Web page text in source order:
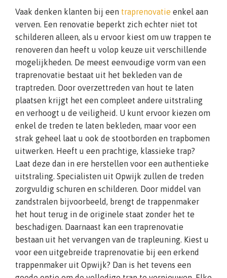
Vaak denken klanten bij een traprenovatie enkel aan
verven. Een renovatie beperkt zich echter niet tot
schilderen alleen, als u ervoor kiest om uw trappen te
renoveren dan heeft u volop keuze uit verschillende
mogelijkheden. De meest eenvoudige vorm van een
traprenovatie bestaat uit het bekleden van de
traptreden. Door overzettreden van hout te laten
plaatsen krijgt het een compleet andere uitstraling
en verhoogt u de veiligheid. U kunt ervoor kiezen om
enkel de treden te laten bekleden, maar voor een
strak geheel laat u ook de stootborden en trapbomen
uitwerken. Heeft u een prachtige, klassieke trap?
Laat deze dan in ere herstellen voor een authentieke
uitstraling. Specialisten uit Opwijk zullen de treden
zorgvuldig schuren en schilderen. Door middel van
zandstralen bijvoorbeeld, brengt de trappenmaker
het hout terug in de originele staat zonder het te
beschadigen. Daarnaast kan een traprenovatie
bestaan uit het vervangen van de trapleuning. Kiest u
voor een uitgebreide traprenovatie bij een erkend
trappenmaker uit Opwijk? Dan is het tevens een